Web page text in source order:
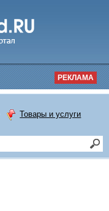
РЕКЛАМА
Товары и услуги